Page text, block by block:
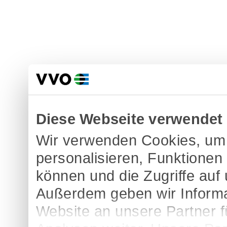
Diese Webseite
Wir verwenden Cookies,
personalisieren,
können und die Zugriffe
Außerdem geben wir
Website an unsere Partner